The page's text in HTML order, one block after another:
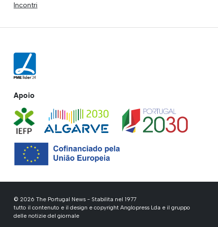
Incontri
Apoio
© 2026 The Portugal News - Stabilita nel 1977
tutto il contenuto e il design e copyright Anglopress Lda e il gruppo
delle notizie del giornale